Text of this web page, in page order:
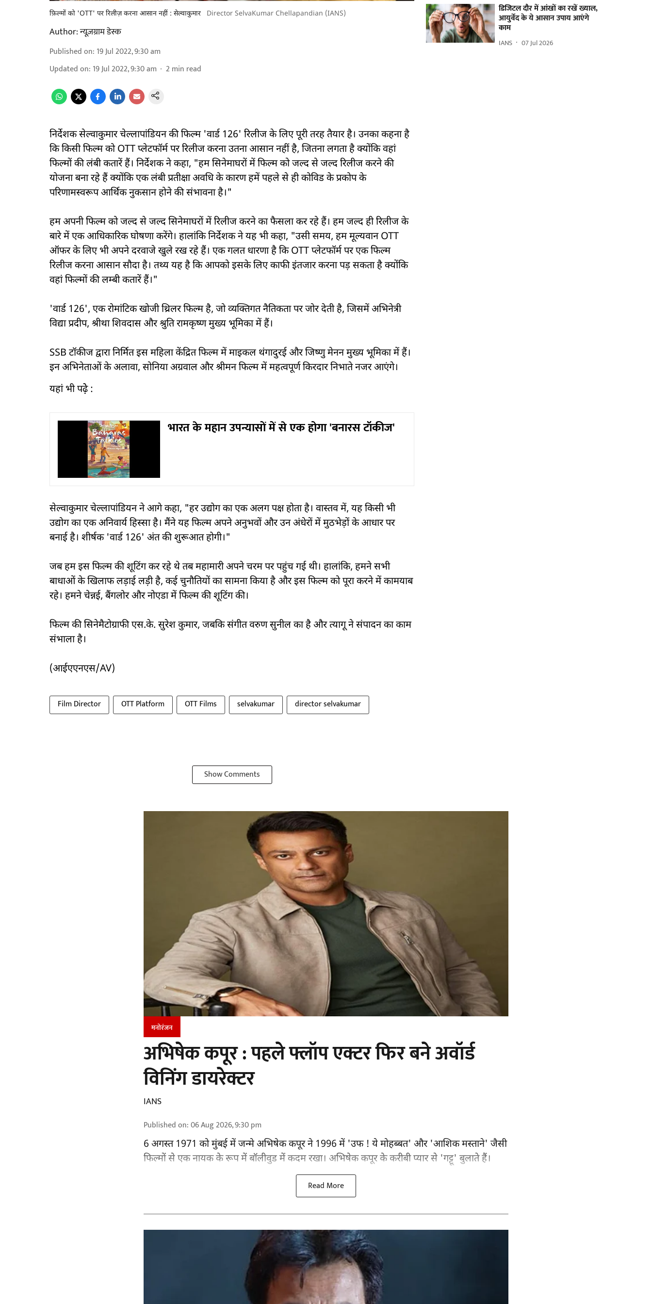
फ़िल्मों को 'OTT' पर रिलीज़ करना आसान नहीं : सेल्वाकुमार Director SelvaKumar Chellapandian (IANS)
Author:न्यूज़ग्राम डेस्क
Published on: 19 Jul 2022, 9:30 am
Updated on: 19 Jul 2022, 9:30 am 2 min read
निर्देशक सेल्वाकुमार चेल्लापांडियन की फिल्म 'वार्ड 126' रिलीज के लिए पूरी तरह तैयार है। उनका कहना है
कि किसी फिल्म को OTT प्लेटफॉर्म पर रिलीज करना उतना आसान नहीं है, जितना लगता है क्योंकि वहां
फिल्मों की लंबी कतारें हैं। निर्देशक ने कहा, "हम सिनेमाघरों में फिल्म को जल्द से जल्द रिलीज करने की
योजना बना रहे हैं क्योंकि एक लंबी प्रतीक्षा अवधि के कारण हमें पहले से ही कोविड के प्रकोप के
परिणामस्वरूप आर्थिक नुकसान होने की संभावना है।"
हम अपनी फिल्म को जल्द से जल्द सिनेमाघरों में रिलीज करने का फैसला कर रहे हैं। हम जल्द ही रिलीज के
बारे में एक आधिकारिक घोषणा करेंगे। हालांकि निर्देशक ने यह भी कहा, "उसी समय, हम मूल्यवान OTT
ऑफर के लिए भी अपने दरवाजे खुले रख रहे हैं। एक गलत धारणा है कि OTT प्लेटफॉर्म पर एक फिल्म
रिलीज करना आसान सौदा है। तथ्य यह है कि आपको इसके लिए काफी इंतजार करना पड़ सकता है क्योंकि
वहां फिल्मों की लम्बी कतारें हैं।"
'वार्ड 126', एक रोमांटिक खोजी थ्रिलर फिल्म है, जो व्यक्तिगत नैतिकता पर जोर देती है, जिसमें अभिनेत्री
विद्या प्रदीप, श्रीथा शिवदास और श्रुति रामकृष्ण मुख्य भूमिका में हैं।
SSB टॉकीज द्वारा निर्मित इस महिला केंद्रित फिल्म में माइकल थंगादुरई और जिष्णु मेनन मुख्य भूमिका में हैं।
इन अभिनेताओं के अलावा, सोनिया अग्रवाल और श्रीमन फिल्म में महत्वपूर्ण किरदार निभाते नजर आएंगे।
यहां भी पढे़े़ :
भारत के महान उपन्यासाें में से एक होगा 'बनारस टॉकीज'
सेल्वाकुमार चेल्लापांडियन ने आगे कहा, "हर उद्योग का एक अलग पक्ष होता है। वास्तव में, यह किसी भी
उद्योग का एक अनिवार्य हिस्सा है। मैंने यह फिल्म अपने अनुभवों और उन अंधेरों में मुठभेड़ों के आधार पर
बनाई है। शीर्षक 'वार्ड 126' अंत की शुरूआत होगी।"
जब हम इस फिल्म की शूटिंग कर रहे थे तब महामारी अपने चरम पर पहुंच गई थी। हालांकि, हमने सभी
बाधाओं के खिलाफ लड़ाई लड़ी है, कई चुनौतियों का सामना किया है और इस फिल्म को पूरा करने में कामयाब
रहे। हमने चेन्नई, बैंगलोर और नोएडा में फिल्म की शूटिंग की।
फिल्म की सिनेमैटोग्राफी एस.के. सुरेश कुमार, जबकि संगीत वरुण सुनील का है और त्यागू ने संपादन का काम
संभाला है।
(आईएएनएस/AV)
Film Director OTT Platform OTT Films selvakumar director selvakumar
Show Comments
डिजिटल दौर में आंखों का रखें ख्याल,
आयुर्वेद के ये आसान उपाय आएंगे
काम
IANS 07 Jul 2026
मनोरंजन
अभिषेक कपूर : पहले फ्लॉप एक्टर फिर बने अवॉर्ड
विनिंग डायरेक्टर
IANS
Published on:06 Aug 2026, 9:30 pm
6 अगस्त 1971 को मुंबई में जन्मे अभिषेक कपूर ने 1996 में 'उफ ! ये मोहब्बत' और 'आशिक मस्ताने' जैसी
फिल्मों से एक नायक के रूप मेंबॉलीवुडमें कदम रखा। अभिषेक कपूर के करीबी प्यार से 'गट्टू' बुलाते हैं।
Read More